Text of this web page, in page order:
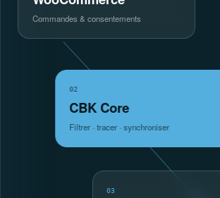
Commandes & consentements
02
CBK Core
Filtrer · tracer · synchroniser
03